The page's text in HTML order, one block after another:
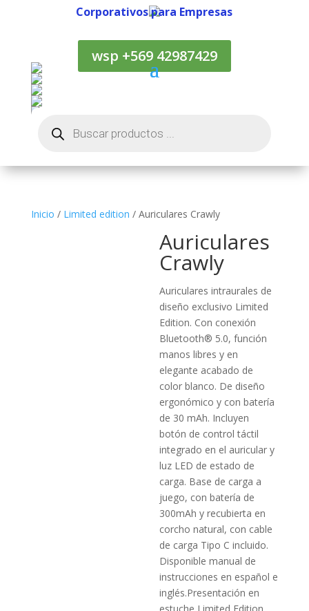
Corporativos para Empresas
wsp +569 42987429
productos
Inicio / Limited edition / Auriculares Crawly
Auriculares
Crawly
Auriculares intraurales de
diseño exclusivo Limited
Edition. Con conexión
Bluetooth® 5.0, función
manos libres y en
elegante acabado de
color blanco. De diseño
ergonómico y con batería
de 30 mAh. Incluyen
botón de control táctil
integrado en el auricular y
luz LED de estado de
carga. Base de carga a
juego, con batería de
300mAh y recubierta en
corcho natural, con cable
de carga Tipo C incluido.
Disponible manual de
instrucciones en español e
inglés.Presentación en